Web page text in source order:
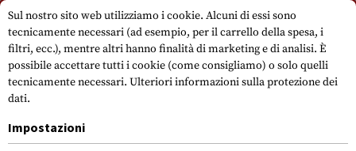
Si prega di notare che i tempi di consegna possono variare a causa di un
giorno festivo su 15.08.2026.
Sul nostro sito web utilizziamo i cookie. Alcuni di essi sono
tecnicamente necessari (ad esempio, per il carrello della spesa, i
filtri, ecc.), mentre altri hanno finalità di marketing e di analisi. È
possibile accettare tutti i cookie (come consigliamo) o solo quelli
tecnicamente necessari. Ulteriori informazioni sulla protezione dei
dati.
Impostazioni